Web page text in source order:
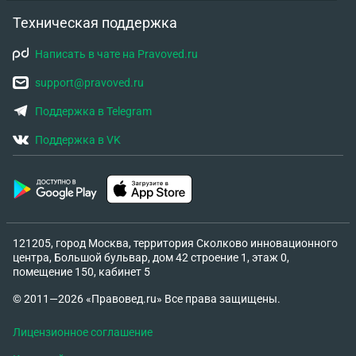
Техническая поддержка
Написать в чате на Pravoved.ru
support@pravoved.ru
Поддержка в Telegram
Поддержка в VK
121205, город Москва, территория Сколково инновационного
центра, Большой бульвар, дом 42 строение 1, этаж 0,
помещение 150, кабинет 5
© 2011—2026 «Правовед.ru» Все права защищены.
Лицензионное соглашение